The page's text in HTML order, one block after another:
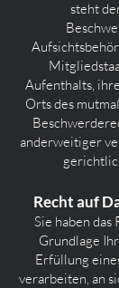
steht
Aufenthalts,
Orts des
anderweitiger
Recht auf
Sie haben das
Grundlage
Erfüllung
verarbeiten, an